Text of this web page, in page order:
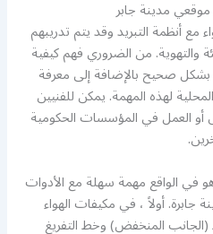
مدينة جابر
مع أنظمة التبريد وقد يتم تدريبهم
والتهوية. من الضروري فهم كيفية
صحيح بالإضافة إلى معرفة
لهذه المهمة. يمكن للفنيين
أو العمل في المؤسسات الحكومية
في الواقع مهمة سهلة مع الأدوات
جابرة. أولاً ، في مكيفات الهواء
المنخفض) وخط التفريغ